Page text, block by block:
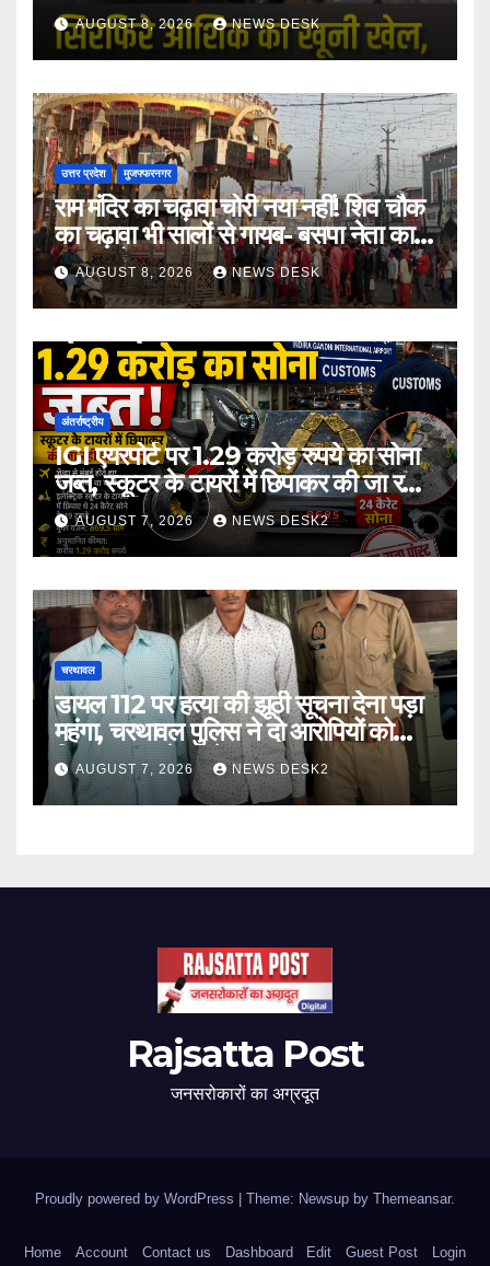
AUGUST 8, 2026 NEWS DESK
उत्तर प्रदेश मुजफ्फरनगर
राम मंदिर का चढ़ावा चोरी नया नहीं! शिव चौक
का चढ़ावा भी सालों से गायब- बसपा नेता का
बड़ा आरोप
AUGUST 8, 2026 NEWS DESK
अंतर्राष्ट्रीय
IGI एयरपोर्ट पर 1.29 करोड़ रुपये का सोना
जब्त, स्कूटर के टायरों में छिपाकर की जा रही
थी तस्करी
AUGUST 7, 2026 NEWS DESK2
चरथावल
डायल 112 पर हत्या की झूठी सूचना देना पड़ा
महंगा, चरथावल पुलिस ने दो आरोपियों को
गिरफ्तार कर भेजा जेल
AUGUST 7, 2026 NEWS DESK2
Rajsatta Post
जनसरोकारों का अग्रदूत
Proudly powered by WordPress Theme: Newsup by Themeansar.
Home Account Contact us Dashboard Edit Guest Post Login